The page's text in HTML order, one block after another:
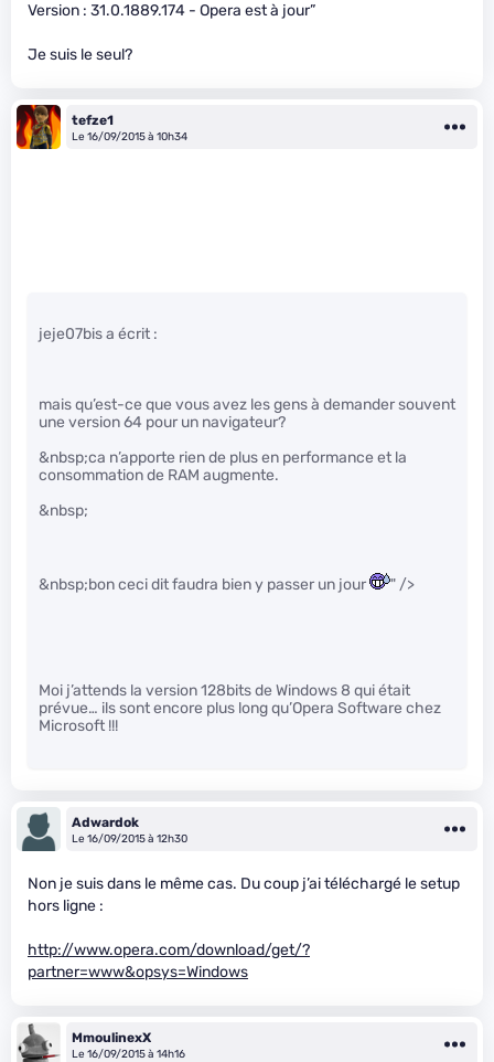
Version : 31.0.1889.174 - Opera est à jour”
Je suis le seul?
tefze1
Le 16/09/2015 à 10h34
jeje07bis a écrit :
mais qu’est-ce que vous avez les gens à demander souvent
une version 64 pour un navigateur?
&nbsp;ca n’apporte rien de plus en performance et la
consommation de RAM augmente.
&nbsp;
&nbsp;bon ceci dit faudra bien y passer un jour " />
Moi j’attends la version 128bits de Windows 8 qui était
prévue… ils sont encore plus long qu’Opera Software chez
Microsoft !!!
Adwardok
Le 16/09/2015 à 12h30
Non je suis dans le même cas. Du coup j’ai téléchargé le setup
hors ligne :
http://www.opera.com/download/get/?
partner=www&opsys=Windows
MmoulinexX
Le 16/09/2015 à 14h16